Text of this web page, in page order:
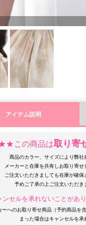
アイテム説明
この商品は取り寄
商品のカラー、サイズにより弊社
メーカーと在庫を共有しお取り寄せ
ご注文いただきましても在庫が確
セルを承れないことがあり
ーへのお取り寄せ商品（予約商品を
まった場合はキャンセルを承